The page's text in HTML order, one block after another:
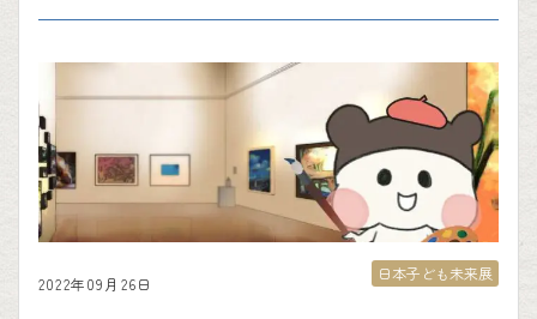
2022年09月26日
日本子ども未来展